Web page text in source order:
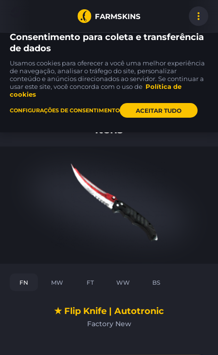
FARMSKINS
63
63
63
Itens
FN MW FT WW BS
★ Flip Knife | Autotronic
Factory New
Consentimento para coleta e transferência
de dados
Usamos cookies para oferecer a você uma melhor experiência
de navegação, analisar o tráfego do site, personalizar
conteúdo e anúncios direcionados ao servidor. Se continuar a
usar este site, você concorda com o uso de Política de
cookies
CONFIGURAÇÕES DE CONSENTIMENTO ACEITAR TUDO